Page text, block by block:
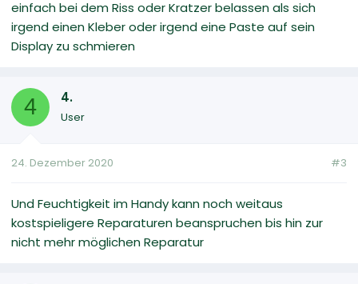
einfach bei dem Riss oder Kratzer belassen als sich
irgend einen Kleber oder irgend eine Paste auf sein
Display zu schmieren
4 4.
User
24. Dezember 2020 #3
Und Feuchtigkeit im Handy kann noch weitaus
kostspieligere Reparaturen beanspruchen bis hin zur
nicht mehr möglichen Reparatur